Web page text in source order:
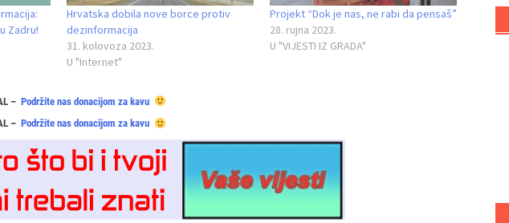
Zadru!
Hrvatska dobila nove borce protiv
dezinformacija
31. kolovoza 2023.
U "Internet"
Projekt “Dok je nas, ne rabi da pensaš”
28. rujna 2023.
U "VIJESTI IZ GRADA"
– Podržite nas donacijom za kavu
– Podržite nas donacijom za kavu